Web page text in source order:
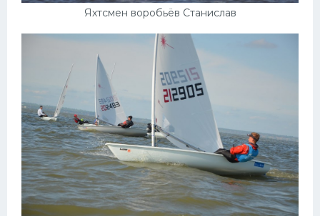
Яхтсмен воробьёв Станислав